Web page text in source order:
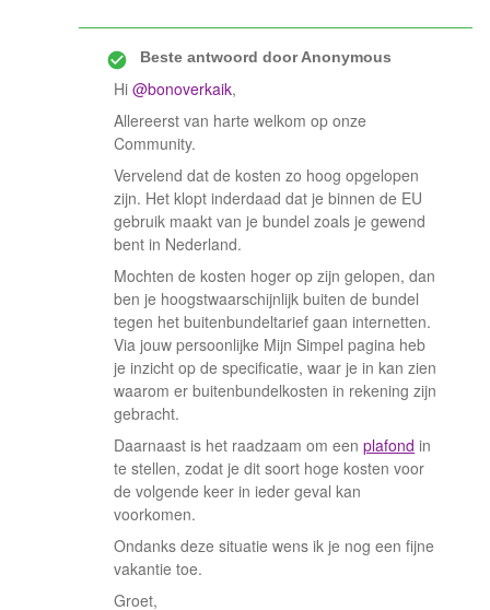
Beste antwoord doorAnonymous
Hi @bonoverkaik,
Allereerst van harte welkom op onze
Community.
Vervelend dat de kosten zo hoog opgelopen
zijn. Het klopt inderdaad dat je binnen de EU
gebruik maakt van je bundel zoals je gewend
bent in Nederland.
Mochten de kosten hoger op zijn gelopen, dan
ben je hoogstwaarschijnlijk buiten de bundel
tegen het buitenbundeltarief gaan internetten.
Via jouw persoonlijke Mijn Simpel pagina heb
je inzicht op de specificatie, waar je in kan zien
waarom er buitenbundelkosten in rekening zijn
gebracht.
Daarnaast is het raadzaam om een plafond in
te stellen, zodat je dit soort hoge kosten voor
de volgende keer in ieder geval kan
voorkomen.
Ondanks deze situatie wens ik je nog een fijne
vakantie toe.
Groet,